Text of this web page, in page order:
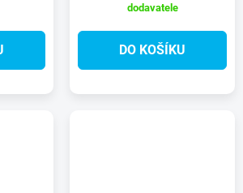
dodavatele
DO KOŠÍKU